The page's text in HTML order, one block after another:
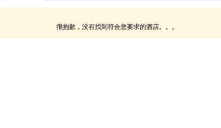
很抱歉，没有找到符合您要求的酒店。。。